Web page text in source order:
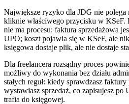
Największe ryzyko dla JDG nie polega
kliknie właściwego przycisku w KSeF.
nie ma procesu: faktura sprzedażowa
UPO; koszt pojawia się w KSeF, ale
księgowa dostaje plik, ale nie dostaje
Dla freelancera rozsądny proces
możliwy do wykonania bez działu
stałych reguł: kiedy sprawdzasz
wystawiasz sprzedaż, co zapisujesz po
trafia do księgowej.